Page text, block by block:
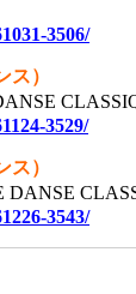
3506/
）
3529/
）
DANSE
3543/